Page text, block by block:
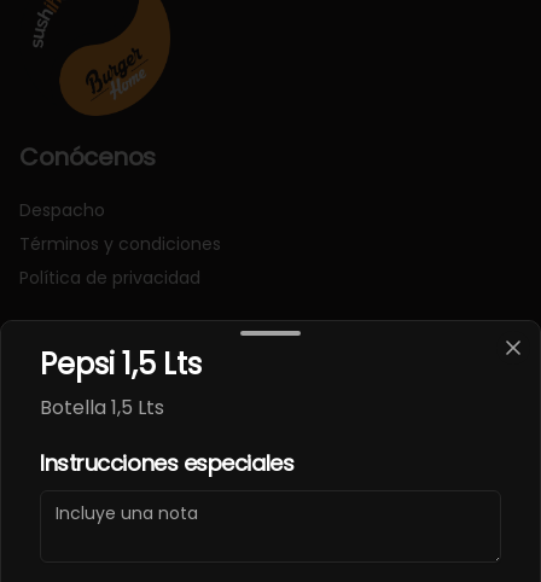
Conócenos
Despacho
Términos y condiciones
Política de privacidad
Redes sociales
Instagram
Facebook
Mi cuenta
Pepsi 1,5 Lts
Botella 1,5 Lts
Instrucciones especiales